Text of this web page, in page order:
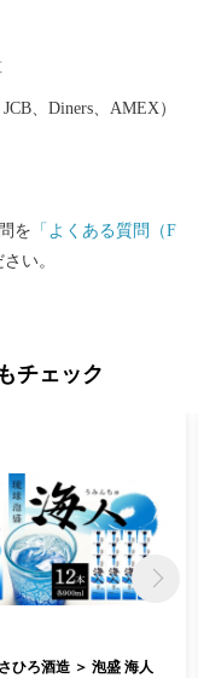
業誘致も見込まれて
売市場を整備し、水
、Diners、AMEX）
を 「よくある質問（F
い。
チェック
ひろ酒造 ＞ 泡盛 海人